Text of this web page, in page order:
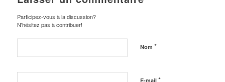
Participez-vous à la discussion?
N'hésitez pas à contribuer!
Nom *
E-mail *